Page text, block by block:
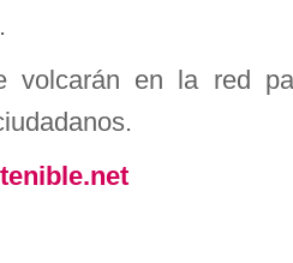
volcarán en la red